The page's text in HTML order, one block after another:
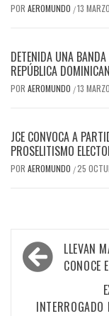
POR AEROMUNDO /13
DETENIDA UNA
REPÚBLICA
POR AEROMUNDO /13
JCE CONVOCA A
PROSELITISMO
POR AEROMUNDO /25
Navegación
de
entradas
LLEVAN
CONOCE
INTERROGADO